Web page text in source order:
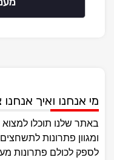
מי אנחנו ואיך אנחנו
באתר שלנו תוכלו
ומגוון פתרונות
לספק לכולם פתרונות